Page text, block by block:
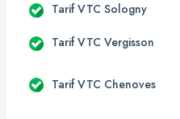
Tarif VTC Sologny
Tarif VTC Vergisson
Tarif VTC Chenoves